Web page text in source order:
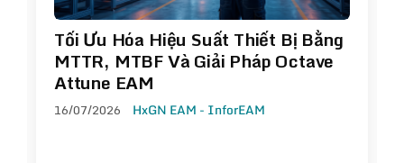
Tối Ưu Hóa Hiệu Suất Thiết Bị Bằng
MTTR, MTBF Và Giải Pháp Octave
Attune EAM
16/07/2026 HxGN EAM - InforEAM